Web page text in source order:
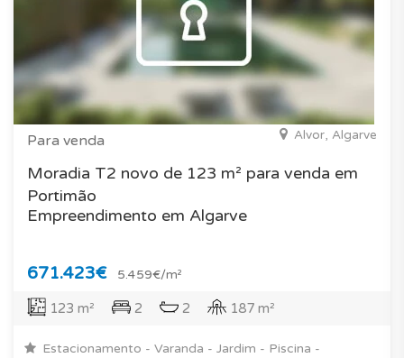
Para venda Alvor, Algarve
Moradia T2 novo de 123 m² para venda em
Portimão
Empreendimento em Algarve
671.423€ 5.459€/m²
123 m² 2 2 187 m²
Estacionamento - Varanda - Jardim - Piscina -